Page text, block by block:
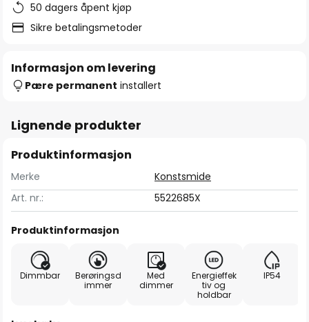
50 dagers åpent kjøp
Sikre betalingsmetoder
Informasjon om levering
Pære permanent installert
Lignende produkter
Produktinformasjon
Merke
Konstsmide
Art. nr.:
5522685X
Produktinformasjon
Dimmbar
Berøringsd
immer
Med
dimmer
Energieffek
tiv og
holdbar
IP54